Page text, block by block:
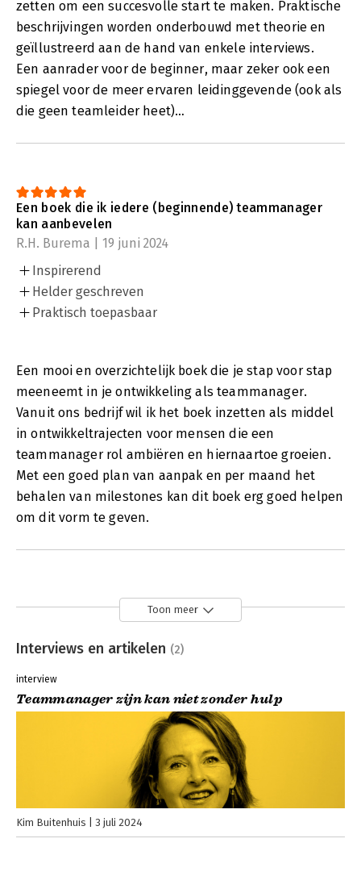
zetten om een succesvolle start te maken. Praktische
beschrijvingen worden onderbouwd met theorie en
geïllustreerd aan de hand van enkele interviews.
Een aanrader voor de beginner, maar zeker ook een
spiegel voor de meer ervaren leidinggevende (ook als
die geen teamleider heet)…
Een boek die ik iedere (beginnende) teammanager
kan aanbevelen
R.H. Burema | 19 juni 2024
Inspirerend
Helder geschreven
Praktisch toepasbaar
Een mooi en overzichtelijk boek die je stap voor stap
meeneemt in je ontwikkeling als teammanager.
Vanuit ons bedrijf wil ik het boek inzetten als middel
in ontwikkeltrajecten voor mensen die een
teammanager rol ambiëren en hiernaartoe groeien.
Met een goed plan van aanpak en per maand het
behalen van milestones kan dit boek erg goed helpen
om dit vorm te geven.
Toon meer
Interviews en artikelen (2)
interview
Teammanager zijn kan niet zonder hulp
Kim Buitenhuis 3 juli 2024